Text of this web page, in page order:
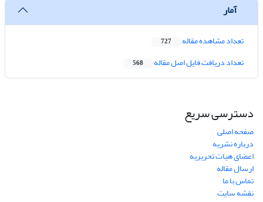
آمار
تعداد مشاهده مقاله 727
تعداد دریافت فایل اصل مقاله 568
دسترسی سریع
صفحه اصلی
درباره نشریه
اعضای هیات تحریریه
ارسال مقاله
تماس با ما
نقشه سایت